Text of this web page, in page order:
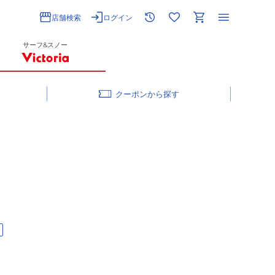
店舗検索 ログイン
サーフ&スノー
クーポン